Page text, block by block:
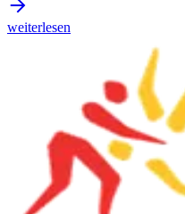
weiterlesen